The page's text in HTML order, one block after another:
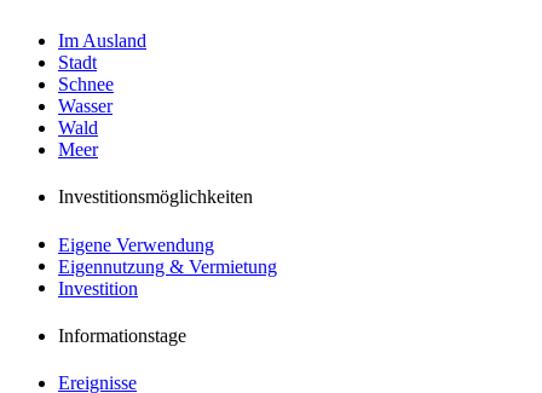
Im Ausland
Stadt
Schnee
Wasser
Wald
Meer
Investitionsmöglichkeiten
Eigene Verwendung
Eigennutzung & Vermietung
Investition
Informationstage
Ereignisse